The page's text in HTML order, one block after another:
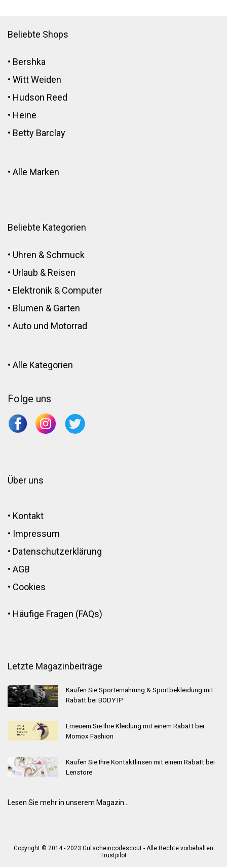
Beliebte Shops
• Bershka
• Witt Weiden
• Hudson Reed
• Heine
• Betty Barclay
• Alle Marken
Beliebte Kategorien
• Uhren & Schmuck
• Urlaub & Reisen
• Elektronik & Computer
• Blumen & Garten
• Auto und Motorrad
• Alle Kategorien
Folge uns
Über uns
• Kontakt
• Impressum
• Datenschutzerklärung
• AGB
• Cookies
• Häufige Fragen (FAQs)
Letzte Magazinbeiträge
Kaufen Sie Sporternährung & Sportbekleidung mit
Rabatt bei BODY IP
Erneuern Sie Ihre Kleidung mit einem Rabatt bei
Momox Fashion
Kaufen Sie Ihre Kontaktlinsen mit einem Rabatt bei
Lenstore
Lesen Sie mehr in unserem Magazin...
Copyright © 2014 - 2023 Gutscheincodescout - Alle Rechte vorbehalten
Trustpilot